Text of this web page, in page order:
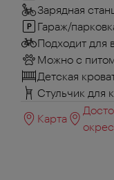
Зарядная
Гараж/
Подходит для
Можно с
Детская
Стульчик для
Карта